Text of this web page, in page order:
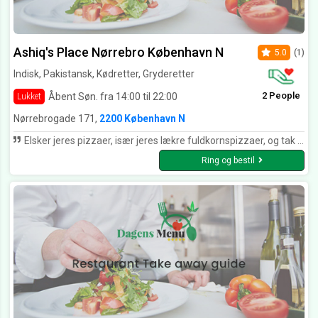
Ashiq's Place Nørrebro København N
Indisk, Pakistansk, Kødretter, Gryderetter
Lukket Åbent Søn. fra 14:00 til 22:00
5.0 (1)
2 People
Nørrebrogade 171, 2200 København N
Elsker jeres pizzaer, især jeres lækre fuldkornspizzaer, og tak for en venlig betjening. :)
Ring og bestil